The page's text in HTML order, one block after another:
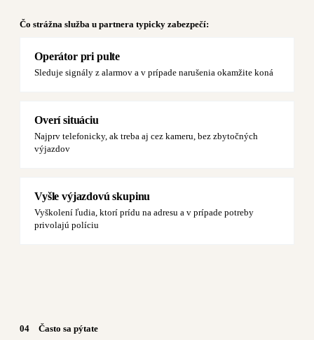
Čo strážna služba u partnera typicky zabezpečí:
Operátor pri pulte
Sleduje signály z alarmov a v prípade narušenia okamžite koná
Overí situáciu
Najprv telefonicky, ak treba aj cez kameru, bez zbytočných
výjazdov
Vyšle výjazdovú skupinu
Vyškolení ľudia, ktorí prídu na adresu a v prípade potreby
privolajú políciu
04 Často sa pýtate